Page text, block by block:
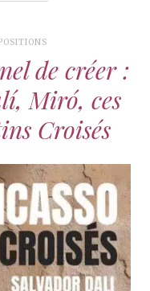
de créer :
Miró, ces
Croisés